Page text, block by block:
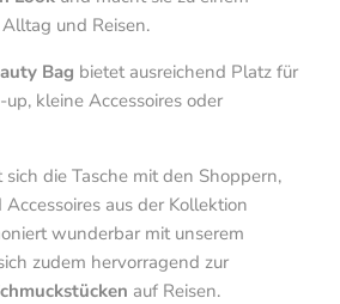
und Reisen.
Bag bietet ausreichend Platz für
kleine Accessoires oder
die Tasche mit den Shoppern,
aus der Kollektion
wunderbar mit unserem
zudem hervorragend zur
auf Reisen.